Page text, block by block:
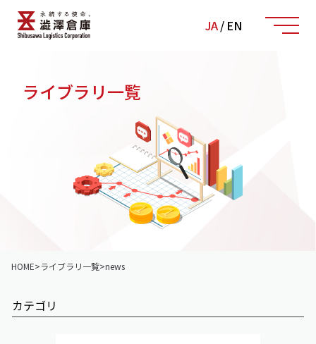
JA/ EN
ライブラリ一覧
HOME>ライブラリ一覧>news
カテゴリ